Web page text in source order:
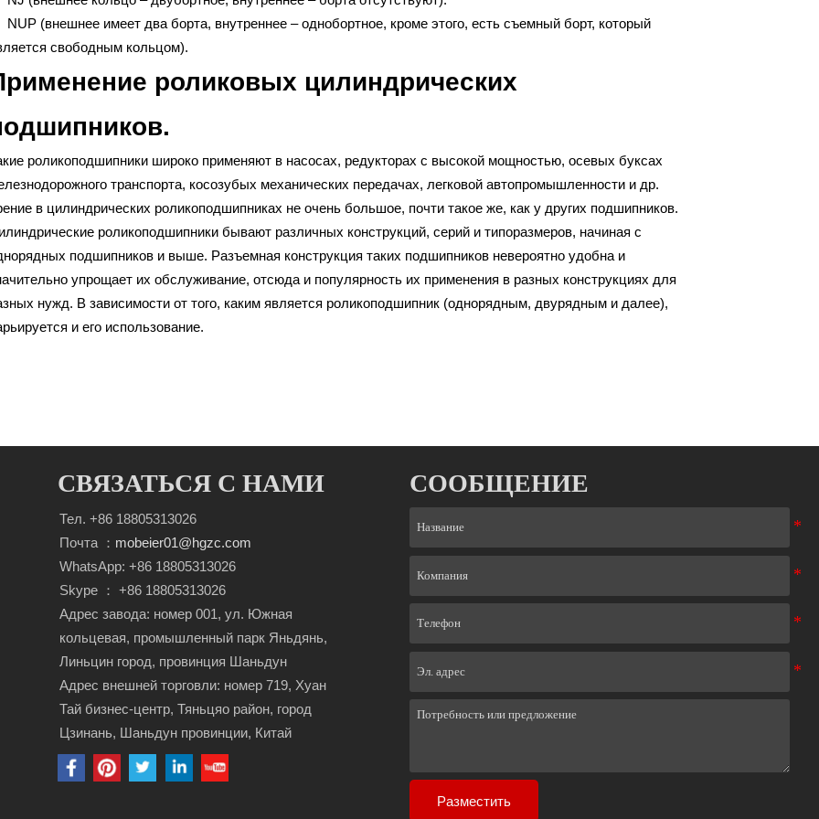
(внешнее имеет два борта, внутреннее – однобортное, кроме этого, есть съемный борт, который
свободным кольцом).
роликовых цилиндрических
роликоподшипники широко применяют в насосах, редукторах с высокой мощностью, осевых буксах
транспорта, косозубых механических передачах, легковой автопромышленности и др.
в цилиндрических роликоподшипниках не очень большое, почти такое же, как у других подшипников.
роликоподшипники бывают различных конструкций, серий и типоразмеров, начиная с
подшипников и выше. Разъемная конструкция таких подшипников невероятно удобна и
упрощает их обслуживание, отсюда и популярность их применения в разных конструкциях для
нужд. В зависимости от того, каким является роликоподшипник (однорядным, двурядным и далее),
и его использование.
СВЯЗАТЬСЯ С НАМИ
Тел. +86 18805313026
Почта ： mobeier01@hgzc.com
WhatsApp: +86 18805313026
Skype ： +86 18805313026
Адрес завода: номер 001, ул. Южная
кольцевая, промышленный парк Яньдянь,
Линьцин город, провинция Шаньдун
Адрес внешней торговли: номер 719, Хуан
Тай бизнес-центр, Тяньцяо район, город
Цзинань, Шаньдун провинции, Китай
СООБЩЕНИЕ
Разместить